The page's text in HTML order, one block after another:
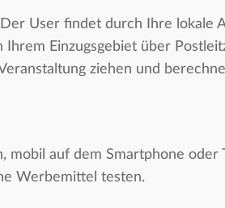
User findet durch Ihre lokale
Einzugsgebiet über
ziehen und
auf dem Smartphone oder
Werbemittel testen.